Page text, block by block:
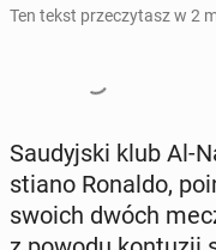
Ten tekst przeczytasz w 2
Sau­dyj­ski klub Al-
stia­no Ronaldo,
swoich dwóch